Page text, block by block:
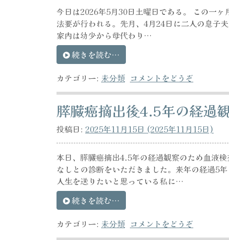
今日は2026年5月30日土曜日である。 この一
法要が行われる。先月、4月24日に二人の息子
家内は幼少から母代わり…
続きを読む…
カテゴリー: 未分類 コメントをどうぞ
膵臓癌摘出後4.5年の経過
投稿日: 2025年11月15日 (2025年11月15日)
本日、膵臓癌摘出4.5年の経過観察のため血液
なしとの診断をいただきました。来年の経過5
人生を送りたいと思っている私に…
続きを読む…
カテゴリー: 未分類 コメントをどうぞ